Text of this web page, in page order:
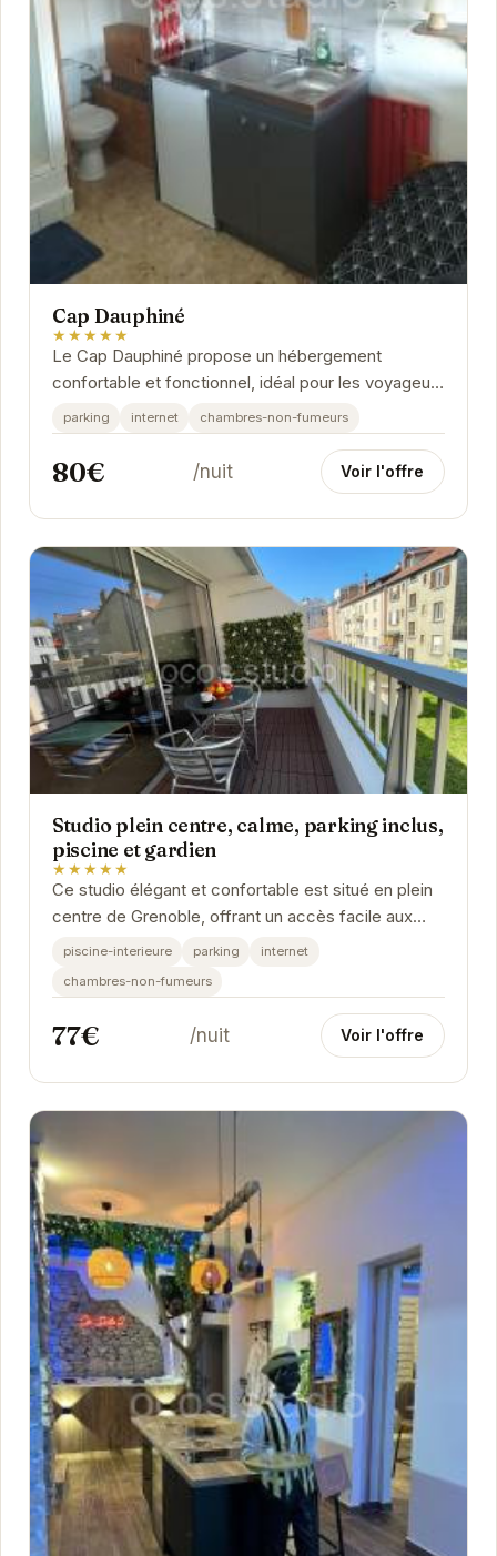
Cap Dauphiné
★★★★★
Le Cap Dauphiné propose un hébergement
confortable et fonctionnel, idéal pour les voyageurs
d'affaires ou de loisirs. Sa situation géographique...
parking internet chambres-non-fumeurs
80€ /nuit Voir l'offre
Studio plein centre, calme, parking inclus,
piscine et gardien
★★★★★
Ce studio élégant et confortable est situé en plein
centre de Grenoble, offrant un accès facile aux
attractions de la ville. Avec une piscine...
piscine-interieure parking
internet
chambres-non-fumeurs
77€ /nuit Voir l'offre